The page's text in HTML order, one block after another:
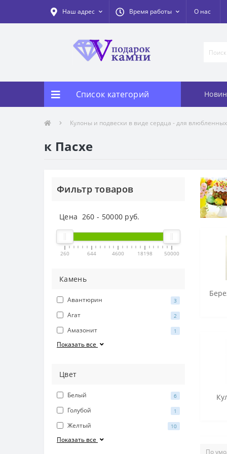
Наш адрес Время работы О нас
Список категорий
Кулоны и подвески в виде сердца - для влюбленных
к Пасхе
Фильтр товаров
Цена 260 - 50000 руб.
260 644 4600 18198 50000
Камень
Авантюрин 3
Агат 2
Амазонит 1
Показать все
Цвет
Белый 6
Голубой 1
Желтый 10
Показать все